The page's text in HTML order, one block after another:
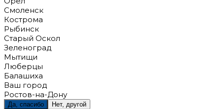
Смоленск
Кострома
Рыбинск
Старый Оскол
Зеленоград
Мытищи
Люберцы
Балашиха
Ваш город
Ростов-на-Дону
Да, спасибо Нет, другой